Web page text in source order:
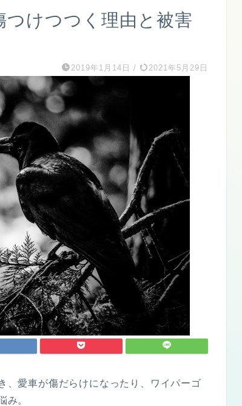
けつつく理由と被害
2019年1月14日 / 2021年5月29日
、愛車が傷だらけになったり、ワイパーゴ
み。